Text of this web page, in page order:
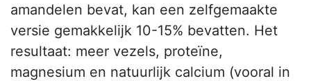
amandelen bevat, kan een zelfgemaakte
versie gemakkelijk 10-15% bevatten. Het
resultaat: meer vezels, proteïne,
magnesium en natuurlijk calcium (vooral in